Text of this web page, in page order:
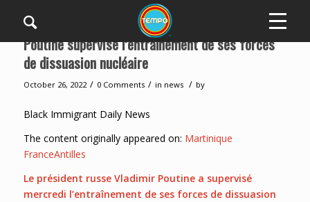
Poutine supervise l’entraînement de ses forces
de dissuasion nucléaire
October 26, 2022 / 0 Comments / in news / by
Black Immigrant Daily News
The content originally appeared on: Martinique
FranceAntilles
Le président russe Vladimir Poutine a supervisé
mercredi l’entraînement de ses forces de dissuasion